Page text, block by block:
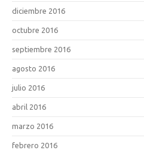
diciembre 2016
octubre 2016
septiembre 2016
agosto 2016
julio 2016
abril 2016
marzo 2016
febrero 2016